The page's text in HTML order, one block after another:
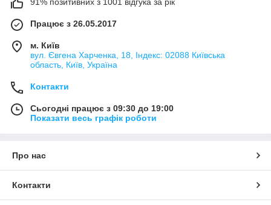
Працює з 26.05.2017
м. Київ
вул. Євгена Харченка, 18, Індекс: 02088 Київська
область, Київ, Україна
Контакти
Сьогодні працює з 09:30 до 19:00
Показати весь графік роботи
Про нас
Контакти